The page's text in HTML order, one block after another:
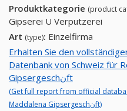
Produktkategorie (product
Gipserei U Verputzerei
Art (type): Einzelfirma
Erhalten Sie den
Datenbank von Schweiz für
Gipsergeschنft
(Get full report from official
Maddalena Gipsergeschنft)